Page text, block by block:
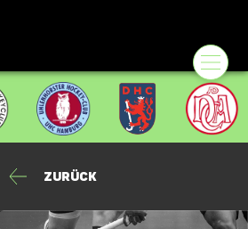
Zurück